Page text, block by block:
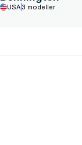
USA3 modeller